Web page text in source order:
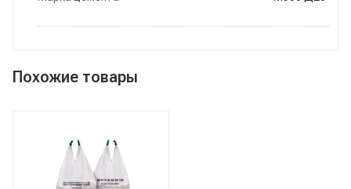
Похожие товары